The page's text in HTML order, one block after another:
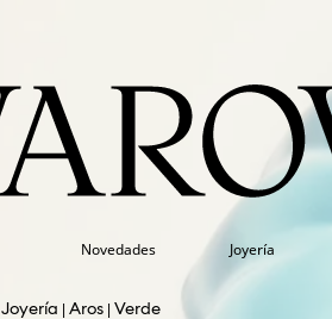
Novedades Joyería
Joyería Aros Verde